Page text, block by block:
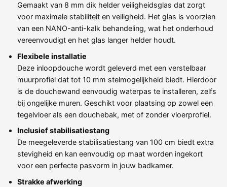
Gemaakt van 8 mm dik helder veiligheidsglas dat zorgt
voor maximale stabiliteit en veiligheid. Het glas is voorzien
van een NANO-anti-kalk behandeling, wat het onderhoud
vereenvoudigt en het glas langer helder houdt.
Flexibele installatie
Deze inloopdouche wordt geleverd met een verstelbaar
muurprofiel dat tot 10 mm stelmogelijkheid biedt. Hierdoor
is de douchewand eenvoudig waterpas te installeren, zelfs
bij ongelijke muren. Geschikt voor plaatsing op zowel een
tegelvloer als een douchebak, met of zonder vloerprofiel.
Inclusief stabilisatiestang
De meegeleverde stabilisatiestang van 100 cm biedt extra
stevigheid en kan eenvoudig op maat worden ingekort
voor een perfecte pasvorm in jouw badkamer.
Strakke afwerking